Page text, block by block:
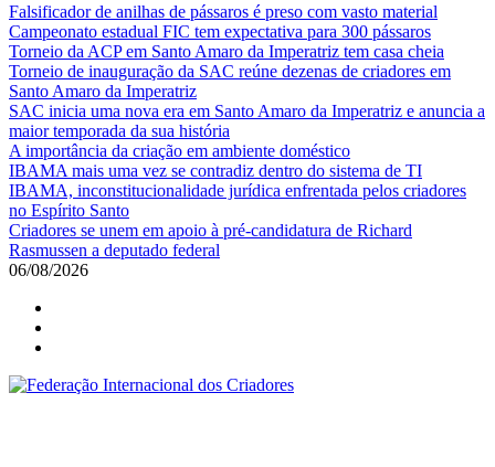
Falsificador de anilhas de pássaros é preso com vasto material
Campeonato estadual FIC tem expectativa para 300 pássaros
Torneio da ACP em Santo Amaro da Imperatriz tem casa cheia
Torneio de inauguração da SAC reúne dezenas de criadores em
Santo Amaro da Imperatriz
SAC inicia uma nova era em Santo Amaro da Imperatriz e anuncia a
maior temporada da sua história
A importância da criação em ambiente doméstico
IBAMA mais uma vez se contradiz dentro do sistema de TI
IBAMA, inconstitucionalidade jurídica enfrentada pelos criadores
no Espírito Santo
Criadores se unem em apoio à pré-candidatura de Richard
Rasmussen a deputado federal
06/08/2026